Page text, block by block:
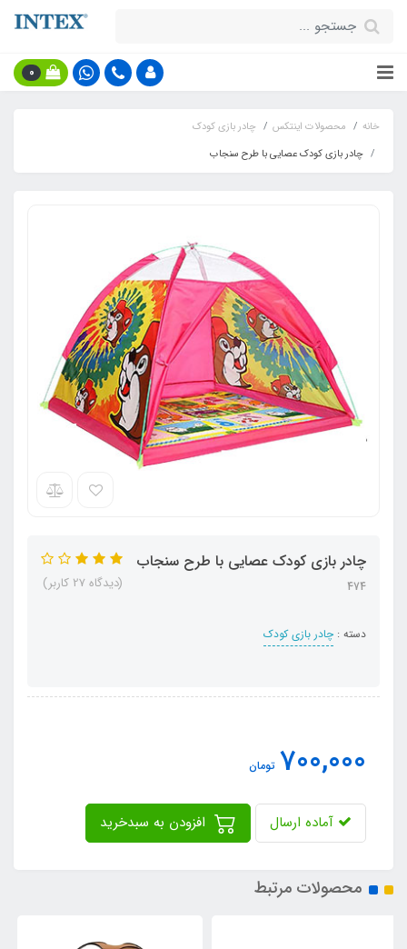
0
خانه محصولات اینتکس
چادر بازی کودک
چادر بازی کودک عصایی با طرح سنجاب
چادر بازی کودک عصایی با طرح سنجاب
474
دسته : چادر بازی کودک
(دیدگاه 27 کاربر)
700,000 تومان
آماده ارسال
محصولات مرتبط